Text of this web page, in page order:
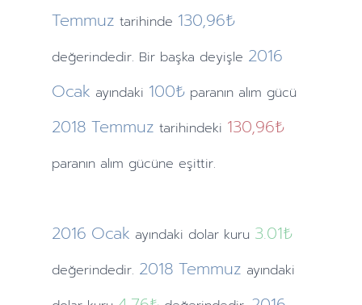
Temmuz tarihinde 130,96₺
değerindedir. Bir başka deyişle 2016
Ocak ayındaki 100₺ paranın alım gücü
2018 Temmuz tarihindeki 130,96₺
paranın alım gücüne eşittir.
2016 Ocak ayındaki dolar kuru 3.01₺
değerindedir. 2018 Temmuz ayındaki